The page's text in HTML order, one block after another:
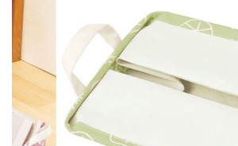
お問い合わせフォーム